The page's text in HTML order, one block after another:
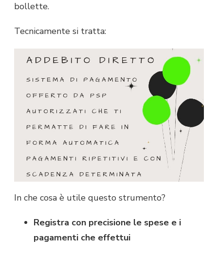
bollette.
Tecnicamente si tratta:
In che cosa è utile questo strumento?
Registra con precisione le spese e i
pagamenti che effettui